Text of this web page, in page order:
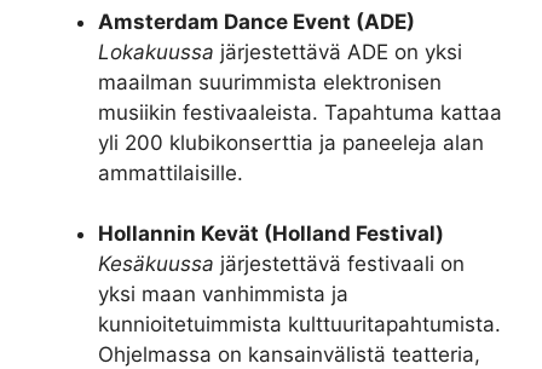
Amsterdam Dance Event (ADE)
Lokakuussa järjestettävä ADE on yksi
maailman suurimmista elektronisen
musiikin festivaaleista. Tapahtuma kattaa
yli 200 klubikonserttia ja paneeleja alan
ammattilaisille.
Hollannin Kevät (Holland Festival)
Kesäkuussa järjestettävä festivaali on
yksi maan vanhimmista ja
kunnioitetuimmista kulttuuritapahtumista.
Ohjelmassa on kansainvälistä teatteria,